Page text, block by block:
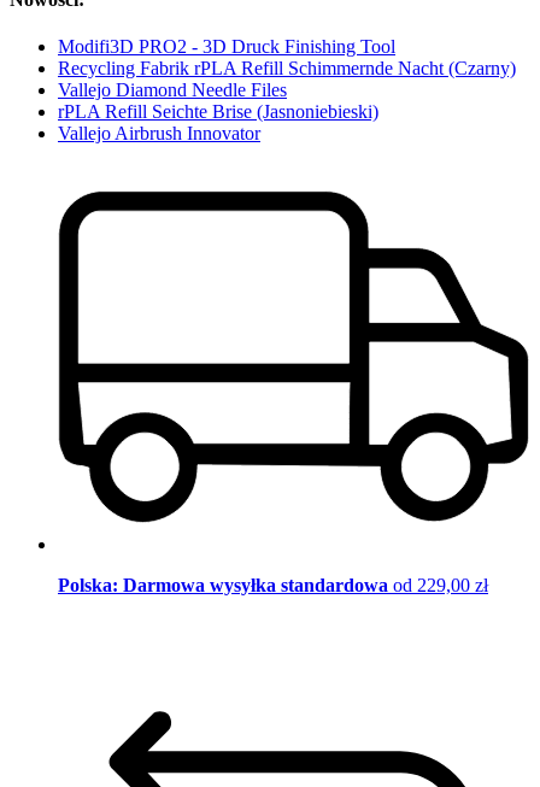
Modifi3D PRO2 - 3D Druck Finishing Tool
Recycling Fabrik rPLA Refill Schimmernde Nacht (Czarny)
Vallejo Diamond Needle Files
rPLA Refill Seichte Brise (Jasnoniebieski)
Vallejo Airbrush Innovator
Polska: Darmowa wysyłka standardowa od 229,00 zł